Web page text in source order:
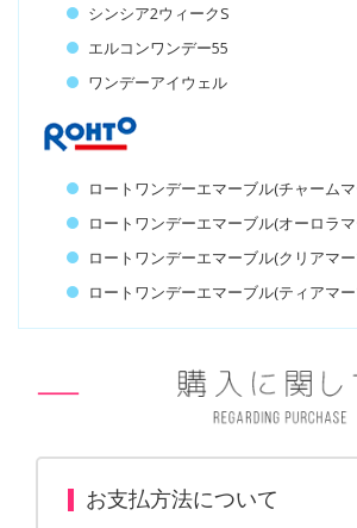
シンシア2ウィークS
エルコンワンデー55
ワンデーアイウェル
ロートワンデーエマーブル(チャーム
ロートワンデーエマーブル(オーロラ
ロートワンデーエマーブル(クリアマ
ロートワンデーエマーブル(ティアマ
お支払方法について